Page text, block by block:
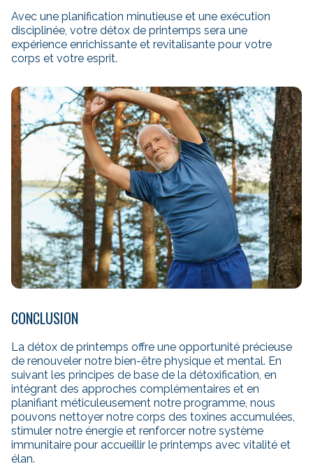
Avec une planification minutieuse et une exécution
disciplinée, votre détox de printemps sera une
expérience enrichissante et revitalisante pour votre
corps et votre esprit.
CONCLUSION
La détox de printemps offre une opportunité précieuse
de renouveler notre bien-être physique et mental. En
suivant les principes de base de la détoxification, en
intégrant des approches complémentaires et en
planifiant méticuleusement notre programme, nous
pouvons nettoyer notre corps des toxines accumulées,
stimuler notre énergie et renforcer notre système
immunitaire pour accueillir le printemps avec vitalité et
élan.